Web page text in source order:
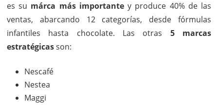
es su márca más importantey produce 40% de las
ventas, abarcando 12 categorías, desde fórmulas
infantiles hasta chocolate. Las otras 5 marcas
estratégicasson:
Nescafé
Nestea
Maggi